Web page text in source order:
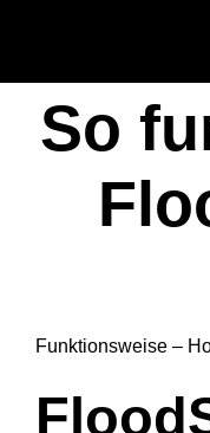
So
Funktionsweise –